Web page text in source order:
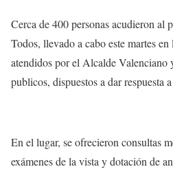
Cerca de 400 personas acudieron al
Todos, llevado a cabo este martes
atendidos por el Alcalde Valenciano
publicos, dispuestos a dar respuesta
En el lugar, se ofrecieron consultas
exámenes de la vista y dotación de